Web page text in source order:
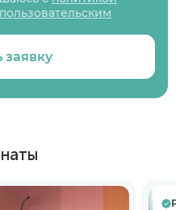
пользовательским
заявку